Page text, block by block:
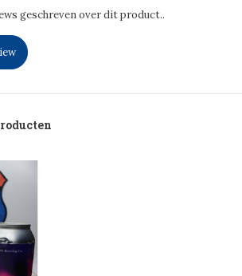
geschreven over dit product..